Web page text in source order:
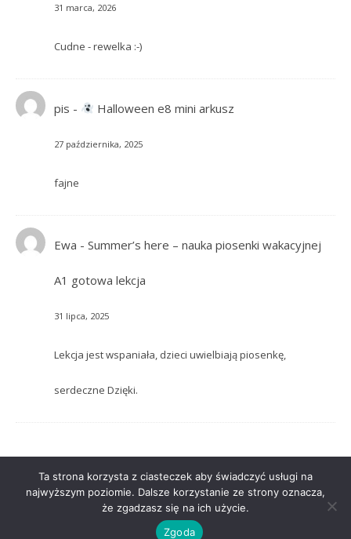
31 marca, 2026
Cudne - rewelka :-)
pis - Halloween e8 mini arkusz
27 października, 2025
fajne
Ewa - Summer’s here – nauka piosenki wakacyjnej
A1 gotowa lekcja
31 lipca, 2025
Lekcja jest wspaniała, dzieci uwielbiają piosenkę,
serdeczne Dzięki.
Ashe Motyw przezWP Royal
Ta strona korzysta z ciasteczek aby świadczyć usługi na
najwyższym poziomie. Dalsze korzystanie ze strony oznacza,
że zgadzasz się na ich użycie.
Zgoda